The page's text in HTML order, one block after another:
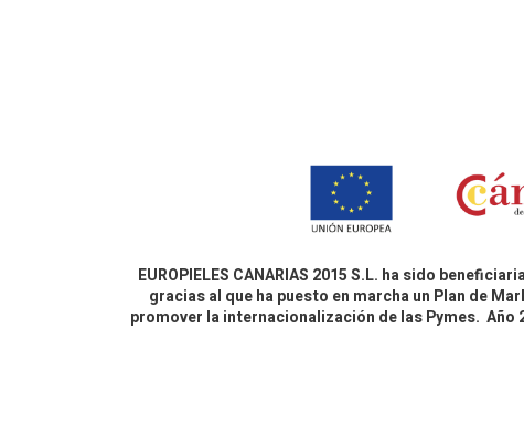
EUROPIELES CANARIAS 2015 S.L. ha sido
gracias al que ha puesto en marcha un Plan de
promover la internacionalización de las Pymes. Año